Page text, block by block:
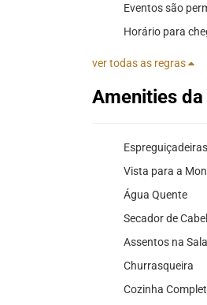
Eventos são
Horário para
ver todas as regras
Amenities
Espreguiçadeiras
Vista para a
Água Quente
Secador de
Assentos na
Churrasqueira
Cozinha